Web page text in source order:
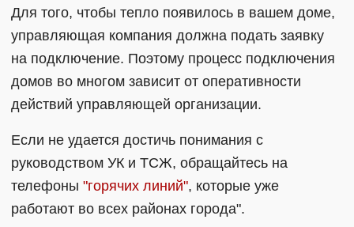
Для того, чтобы тепло появилось в вашем доме,
управляющая компания должна подать заявку
на подключение. Поэтому процесс подключения
домов во многом зависит от оперативности
действий управляющей организации.
Если не удается достичь понимания с
руководством УК и ТСЖ, обращайтесь на
телефоны "горячих линий", которые уже
работают во всех районах города".